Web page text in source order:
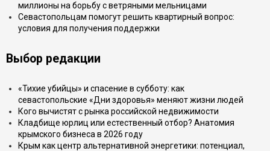
миллионы на борьбу с ветряными мельницами
Севастопольцам помогут решить квартирный вопрос:
условия для получения поддержки
Выбор редакции
«Тихие убийцы» и спасение в субботу: как
севастопольские «Дни здоровья» меняют жизни людей
Кого вычистят с рынка российской недвижимости
Кладбище юрлиц или естественный отбор? Анатомия
крымского бизнеса в 2026 году
Крым как центр альтернативной энергетики: потенциал,